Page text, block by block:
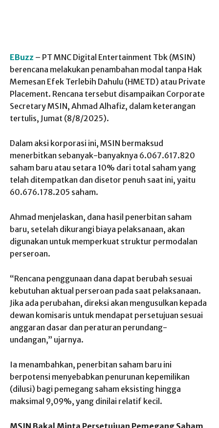
EBuzz – PT MNC Digital Entertainment Tbk (MSIN)
berencana melakukan penambahan modal tanpa Hak
Memesan Efek Terlebih Dahulu (HMETD) atau Private
Placement. Rencana tersebut disampaikan Corporate
Secretary MSIN, Ahmad Alhafiz, dalam keterangan
tertulis, Jumat (8/8/2025).
Dalam aksi korporasi ini, MSIN bermaksud
menerbitkan sebanyak-banyaknya 6.067.617.820
saham baru atau setara 10% dari total saham yang
telah ditempatkan dan disetor penuh saat ini, yaitu
60.676.178.205 saham.
Ahmad menjelaskan, dana hasil penerbitan saham
baru, setelah dikurangi biaya pelaksanaan, akan
digunakan untuk memperkuat struktur permodalan
perseroan.
“Rencana penggunaan dana dapat berubah sesuai
kebutuhan aktual perseroan pada saat pelaksanaan.
Jika ada perubahan, direksi akan mengusulkan kepada
dewan komisaris untuk mendapat persetujuan sesuai
anggaran dasar dan peraturan perundang-
undangan,” ujarnya.
Ia menambahkan, penerbitan saham baru ini
berpotensi menyebabkan penurunan kepemilikan
(dilusi) bagi pemegang saham eksisting hingga
maksimal 9,09%, yang dinilai relatif kecil.
MSIN Bakal Minta Persetujuan Pemegang Saham